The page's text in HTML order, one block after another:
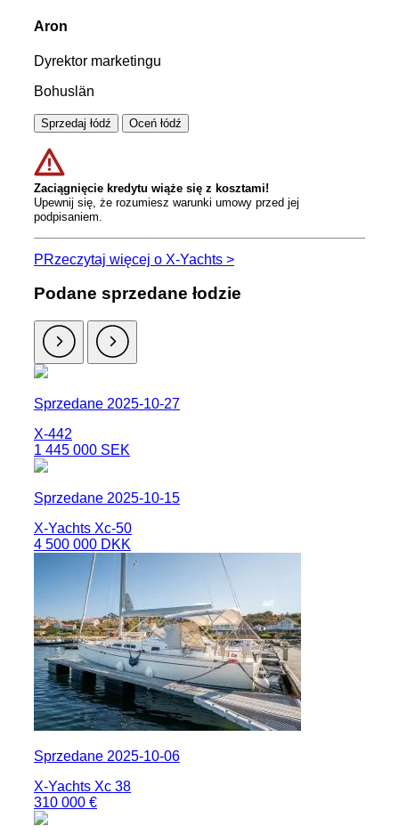
Aron
Dyrektor marketingu
Bohuslän
Sprzedaj łódź Oceń łódź
Zaciągnięcie kredytu wiąże się z kosztami!
Upewnij się, że rozumiesz warunki umowy przed jej
podpisaniem.
PRzeczytaj więcej o X-Yachts >
Podane sprzedane łodzie
Sprzedane 2025-10-27
X-442
1 445 000 SEK
Sprzedane 2025-10-15
X-Yachts Xc-50
4 500 000 DKK
Sprzedane 2025-10-06
X-Yachts Xc 38
310 000 €